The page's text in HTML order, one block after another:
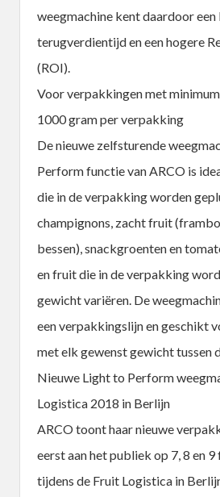
weegmachine kent daardoor
terugverdientijd en een hogere
(ROI).
Voor verpakkingen met
1000 gram per verpakking
De nieuwe zelfsturende
Perform functie van ARCO is
die in de verpakking worden
champignons, zacht fruit
bessen), snackgroenten en
en fruit die in de verpakking
gewicht variëren. De
een verpakkingslijn en geschikt
met elk gewenst gewicht tussen
Nieuwe Light to Perform
Logistica 2018 in Berlijn
ARCO toont haar nieuwe
eerst aan het publiek op 7, 8 en
tijdens de Fruit Logistica in